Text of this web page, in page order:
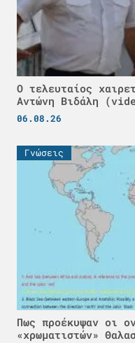
Ο τελευταίος
Αντώνη Βιδάλη
06.08.26
Γνώσεις
Πως προέκυψαν οι
«χρωματιστών»